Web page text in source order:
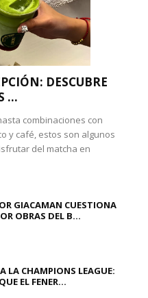
DESCUBRE
...
combinaciones con
y café, estos son algunos
del matcha en
GIACAMAN CUESTIONA
OBRAS DEL B...
LA CHAMPIONS LEAGUE:
EL FENER...